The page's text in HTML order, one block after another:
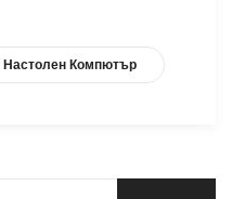
Компютър